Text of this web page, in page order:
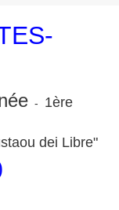
- 1ère
dei Libre"